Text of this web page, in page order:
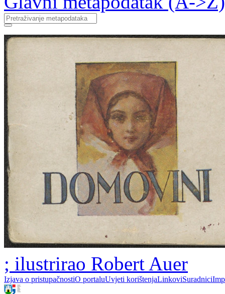
; ilustrirao Robert Auer
Izjava o pristupačnostiO portaluUvjeti korištenjaLinkoviSuradnici